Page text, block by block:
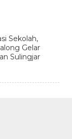
Sekolah,
Gelar
Sulingjar